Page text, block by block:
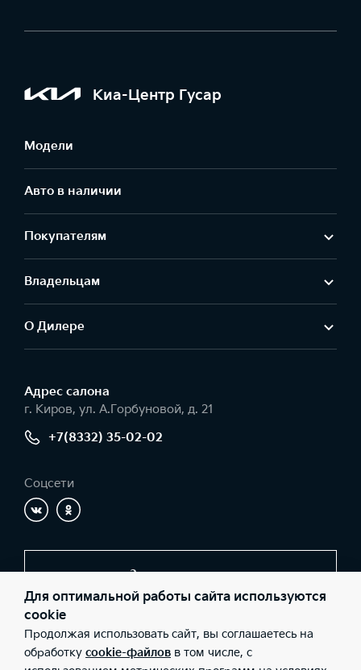
Киа-Центр Гусар
Модели
Авто в наличии
Покупателям
Владельцам
О Дилере
Адрес салонa
г. Киров, ул. А.Горбуновой, д. 21
+7(8332) 35-02-02
Соцсети
Заказать звонок
© 2026 Юридические лица ООО "КИА-Центр Киров"
(Фактический адрес: г. Киров, ул. А.Горбуновой, д. 21; Телефон:
+7(8332) 35-02-02; ИНН: 4345160411; ОГРН: 1064345134644),
Для оптимальной работы сайта используются
cookie
Продолжая использовать сайт, вы соглашаетесь на
обработку cookie-файлов в том числе, с